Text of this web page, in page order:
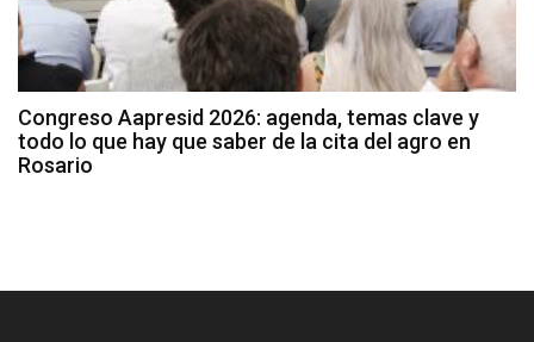
Congreso Aapresid 2026: agenda, temas clave y
todo lo que hay que saber de la cita del agro en
Rosario